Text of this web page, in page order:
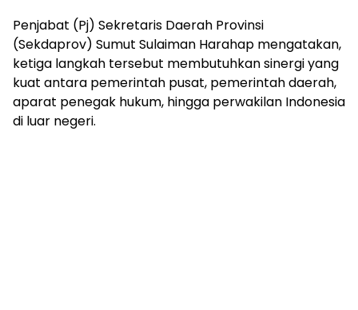
Penjabat (Pj) Sekretaris Daerah Provinsi
(Sekdaprov) Sumut Sulaiman Harahap mengatakan,
ketiga langkah tersebut membutuhkan sinergi yang
kuat antara pemerintah pusat, pemerintah daerah,
aparat penegak hukum, hingga perwakilan Indonesia
di luar negeri.